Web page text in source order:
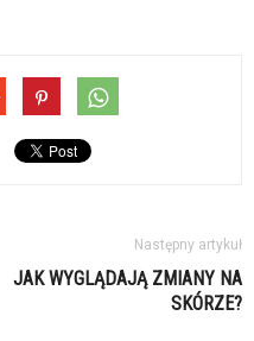
Następny artykuł
JAK WYGLĄDAJĄ ZMIANY NA
SKÓRZE?